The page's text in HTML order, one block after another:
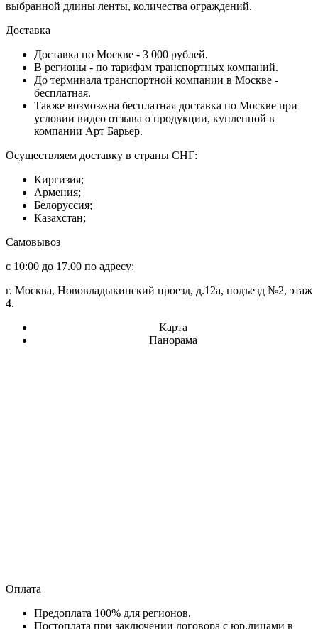
выбранной длины ленты, количества ограждений.
Доставка
Доставка по Москве - 3 000 рублей.
В регионы - по тарифам транспортных компаний.
До терминала транспортной компании в Москве -
бесплатная.
Также возмозжна бесплатная доставка по Москве при
условии видео отзыва о продукции, купленной в
компании Арт Барьер.
Осуществляем доставку в страны СНГ:
Киргизия;
Армения;
Белоруссия;
Казахстан;
Самовывоз
с 10:00 до 17.00 по адресу:
г. Москва, Нововладыкинский проезд, д.12а, подъезд №2, этаж
4.
Карта
Панорама
Оплата
Предоплата 100% для регионов.
Постоплата при заключении договора с юр.лицами в